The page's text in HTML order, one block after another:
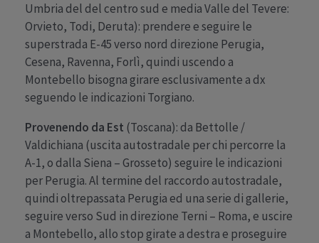
Umbria del del centro sud e media Valle del Tevere:
Orvieto, Todi, Deruta): prendere e seguire le
superstrada E-45 verso nord direzione Perugia,
Cesena, Ravenna, Forlì, quindi uscendo a
Montebello bisogna girare esclusivamente a dx
seguendo le indicazioni Torgiano.
Provenendo da Est (Toscana): da Bettolle /
Valdichiana (uscita autostradale per chi percorre la
A-1, o dalla Siena – Grosseto) seguire le indicazioni
per Perugia. Al termine del raccordo autostradale,
quindi oltrepassata Perugia ed una serie di gallerie,
seguire verso Sud in direzione Terni – Roma, e uscire
a Montebello, allo stop girate a destra e proseguire